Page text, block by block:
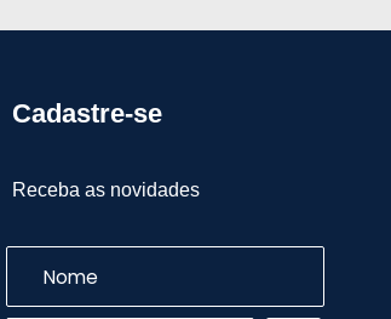
Cadastre-se
Receba as novidades